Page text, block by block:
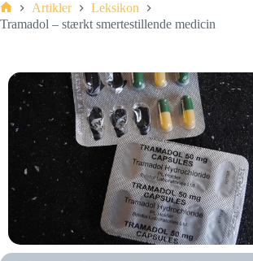
Artikler
Leksikon
Tramadol – stærkt smertestillende medicin